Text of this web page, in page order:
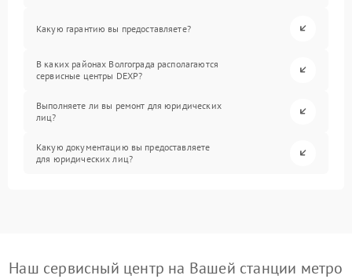
Какую гарантию вы предоставляете?
В каких районах Волгограда располагаются
сервисные центры DEXP?
Выполняете ли вы ремонт для юридических
лиц?
Какую документацию вы предоставляете
для юридических лиц?
Наш сервисный центр на Вашей станции метро